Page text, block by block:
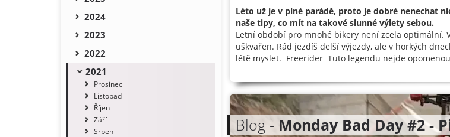
Léto už je v plné parádě, proto je dobré nenechat
naše tipy, co mít na takové slunné výlety sebou.
Letní období pro mnohé bikery není zcela optimální.
uškvařen. Rád jezdíš delší výjezdy, ale v horkých
létě myslet. Freerider Tuto legendu nejde
Blog - Monday Bad Day #2 -
2024
2023
2022
2021
Prosinec
Listopad
Říjen
Září
Srpen